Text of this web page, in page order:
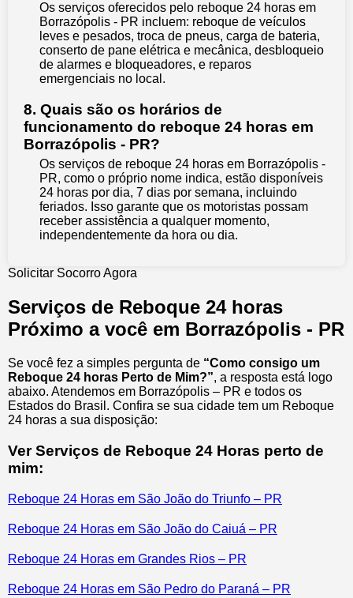
Os serviços oferecidos pelo reboque 24 horas em
Borrazópolis - PR incluem: reboque de veículos
leves e pesados, troca de pneus, carga de bateria,
conserto de pane elétrica e mecânica, desbloqueio
de alarmes e bloqueadores, e reparos
emergenciais no local.
8. Quais são os horários de
funcionamento do reboque 24 horas em
Borrazópolis - PR?
Os serviços de reboque 24 horas em Borrazópolis -
PR, como o próprio nome indica, estão disponíveis
24 horas por dia, 7 dias por semana, incluindo
feriados. Isso garante que os motoristas possam
receber assistência a qualquer momento,
independentemente da hora ou dia.
Solicitar Socorro Agora
Serviços de Reboque 24 horas
Próximo a você em Borrazópolis - PR
Se você fez a simples pergunta de “Como consigo um
Reboque 24 horas Perto de Mim?”, a resposta está logo
abaixo. Atendemos em Borrazópolis – PR e todos os
Estados do Brasil. Confira se sua cidade tem um Reboque
24 horas a sua disposição:
Ver Serviços de Reboque 24 Horas perto de
mim:
Reboque 24 Horas em São João do Triunfo – PR
Reboque 24 Horas em São João do Caiuá – PR
Reboque 24 Horas em Grandes Rios – PR
Reboque 24 Horas em São Pedro do Paraná – PR